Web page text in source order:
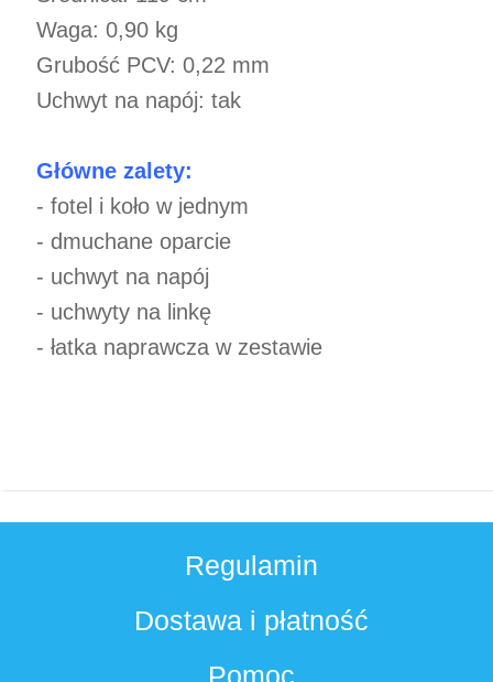
Waga: 0,90 kg
Grubość PCV: 0,22 mm
Uchwyt na napój: tak
Główne zalety:
- fotel i koło w jednym
- dmuchane oparcie
- uchwyt na napój
- uchwyty na linkę
- łatka naprawcza w zestawie
Regulamin
Dostawa i płatność
Pomoc